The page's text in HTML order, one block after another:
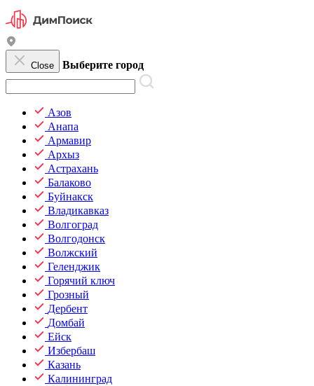
Close Выберите город
Азов
Анапа
Армавир
Архыз
Астрахань
Балаково
Буйнакск
Владикавказ
Волгоград
Волгодонск
Волжский
Геленджик
Горячий ключ
Грозный
Дербент
Домбай
Ейск
Избербаш
Казань
Калининград